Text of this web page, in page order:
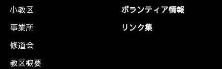
小教区
事業所
修道会
教区概要
ボランティア情報
リンク集